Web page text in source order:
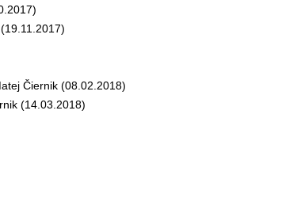
Čiernik (08.02.2018)
(14.03.2018)